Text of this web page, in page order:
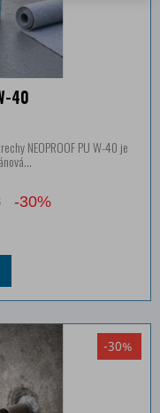
40
NEOPROOF PU W-40 je
-30%
-30%